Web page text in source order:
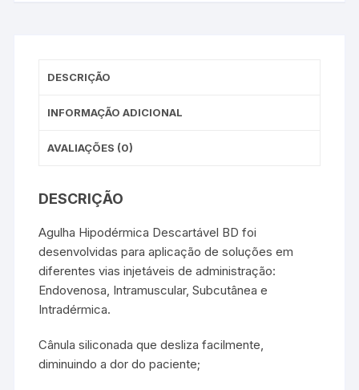
DESCRIÇÃO
INFORMAÇÃO ADICIONAL
AVALIAÇÕES (0)
DESCRIÇÃO
Agulha Hipodérmica Descartável BD foi
desenvolvidas para aplicação de soluções em
diferentes vias injetáveis de administração:
Endovenosa, Intramuscular, Subcutânea e
Intradérmica.
Cânula siliconada que desliza facilmente,
diminuindo a dor do paciente;